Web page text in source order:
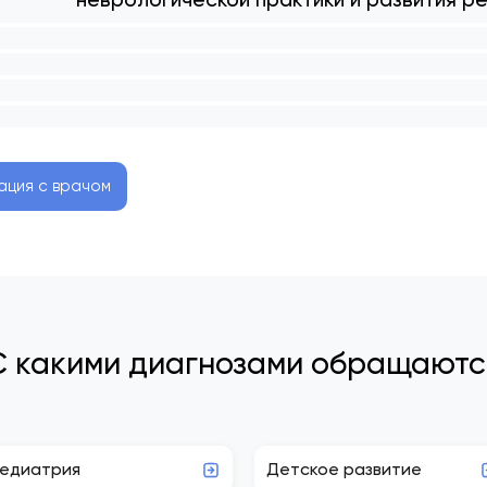
с врачом
какими диагнозами
Детское развитие